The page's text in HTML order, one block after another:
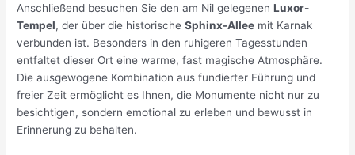
Anschließend besuchen Sie den am Nil gelegenenLuxor-
Tempel, der über die historischeSphinx-Allee mit Karnak
verbunden ist. Besonders in den ruhigeren Tagesstunden
entfaltet dieser Ort eine warme, fast magische Atmosphäre.
Die ausgewogene Kombination aus fundierter Führung und
freier Zeit ermöglicht es Ihnen, die Monumente nicht nur zu
besichtigen, sondern emotional zu erleben und bewusst in
Erinnerung zu behalten.